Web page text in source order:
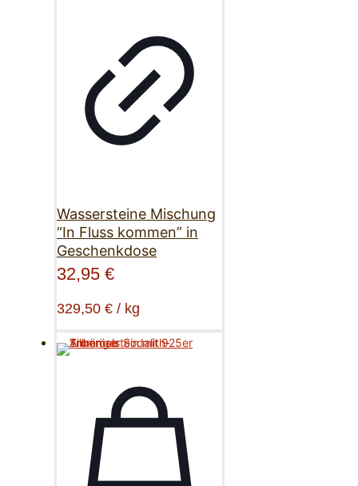
Wassersteine Mischung
“In Fluss kommen” in
Geschenkdose
32,95 €
329,50 € / kg